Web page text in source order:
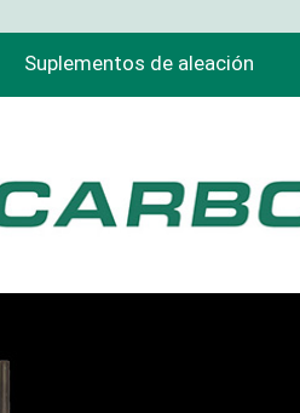
Suplementos de aleación